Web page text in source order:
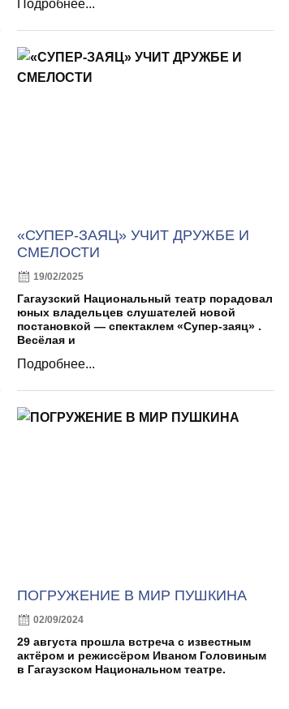
Подробнее...
«СУПЕР-ЗАЯЦ» УЧИТ ДРУЖБЕ И
СМЕЛОСТИ
19/02/2025
Гагаузский Национальный театр порадовал
юных владельцев слушателей новой
постановкой — спектаклем «Супер-заяц» .
Весёлая и
Подробнее...
ПОГРУЖЕНИЕ В МИР ПУШКИНА
02/09/2024
29 августа прошла встреча с известным
актёром и режиссёром Иваном Головиным
в Гагаузском Национальном театре.